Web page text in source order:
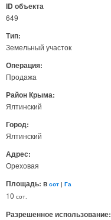
ID объекта
649
Тип:
Земельный участок
Операция:
Продажа
Район Крыма:
Ялтинский
Город:
Ялтинский
Адрес:
Ореховая
Площадь: в сот | Га
10 сот.
Разрешенное использование: